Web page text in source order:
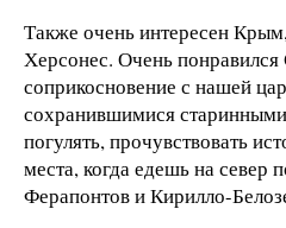
Также очень интересен
Херсонес. Очень
соприкосновение с нашей
сохранившимися
погулять, прочувствовать
места, когда едешь на север
Ферапонтов и Кирилло-